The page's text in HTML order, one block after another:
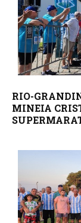
RIO-
MINEIA